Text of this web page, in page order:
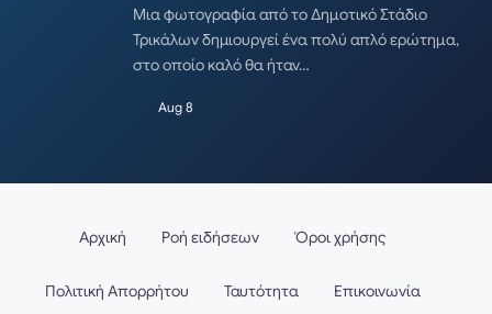
Μια φωτογραφία από το Δημοτικό Στάδιο
Τρικάλων δημιουργεί ένα πολύ απλό ερώτημα,
στο οποίο καλό θα ήταν…
Aug 8
Αρχική Ροή ειδήσεων Όροι χρήσης
Πολιτική Απορρήτου Ταυτότητα Επικοινωνία